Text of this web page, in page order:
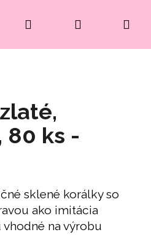
Z ORGANICKEJ BAVLNY
Prihlásenie
80 ks -
sklené korálky so
ako imitácia
na výrobu